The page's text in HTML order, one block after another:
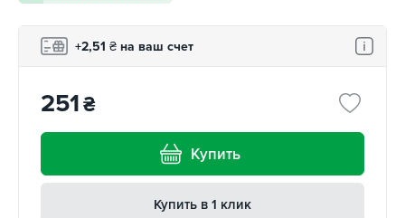
+2,51 ₴ на ваш счет
251₴
Купить
Купить в 1 клик